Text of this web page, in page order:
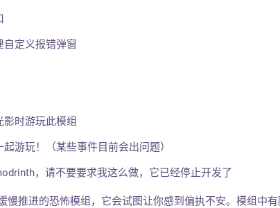
自定义报错弹窗
时游玩此模组
游玩！（某些事件目前会出问题）
，请不要要求我这么做，它已经停止开发了
慢推进的恐怖模组，它会试图让你感到偏执不安。模组中